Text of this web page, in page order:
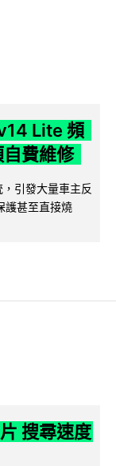
Lite 頻
費維修
引發大量車主反
護甚至直接燒
搜尋速度